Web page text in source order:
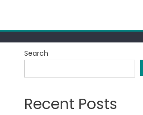
Search
Recent Posts